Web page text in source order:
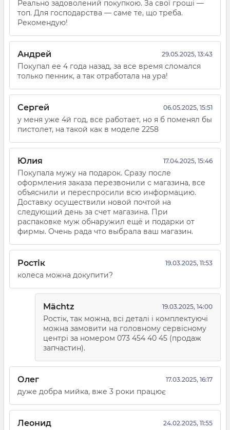
Реально задоволений покупкою. За свої гроші —
топ. Для господарства — саме те, що треба.
Рекомендую!
Андрей 29.05.2025, 13:43
Покупал ее 4 года назад, за все время сломался
только пенник, а так отработала на ура!
Сергей 06.05.2025, 15:51
у меня уже 4й год, все работает, но я б поменял бы
пистолет, на такой как в моделе 2258
Юлия 17.04.2025, 15:46
Покупала мужу на подарок. Сразу после
оформления заказа перезвонили с магазина, все
объяснили и переспросили всю информацию.
Доставку осуществили новой почтой на
следующий день за счет магазина. При
распаковке муж обнаружил ещё и подарки от
фирмы. Очень рада что выбрала ваш магазин.
Ростік 19.03.2025, 11:53
колеса можна докупити?
Mächtz 19.03.2025, 14:00
Ростік, так можна, всі деталі і комплектуючі
можна замовити на головному сервісному
центрі за номером 073 454 40 45 (продаж
запчастин).
Олег 17.03.2025, 16:17
дуже добра мийка, вже 3 роки працює
Леонид 24.02.2025, 11:55